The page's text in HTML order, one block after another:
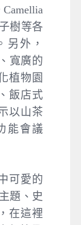
樹等各
另外，
寬廣的
植物園
飯店式
以山茶
能會議
可愛的
題、史
在這裡